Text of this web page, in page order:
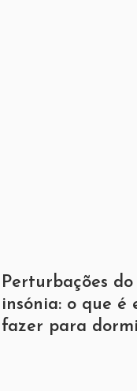
Perturbações do
insónia: o que é
fazer para